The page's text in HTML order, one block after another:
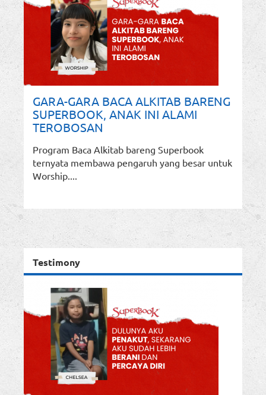
GARA-GARA BACA ALKITAB BARENG
SUPERBOOK, ANAK INI ALAMI
TEROBOSAN
Program Baca Alkitab bareng Superbook
ternyata membawa pengaruh yang besar untuk
Worship....
Testimony